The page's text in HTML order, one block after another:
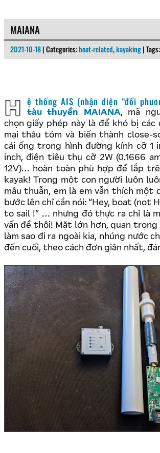
MAIANA
2021-10-18 | Categories:boat-related,kayaking | Tags:
H ệ thống AIS (nhận diện “đối
tàu thuyền MAIANA, mã
chọn giấy phép này là để khó bị
mại thâu tóm và biến thành close-
cái ống trong hình đường kính cỡ 1
inch, điện tiêu thụ cỡ 2W (0.1666
12V)… hoàn toàn phù hợp để lắp
kayak! Trong một con người luôn
mâu thuẫn, em là em vẫn thích một
bước lên chỉ cần nói: “Hey, boat (not
to sail !” … nhưng đó thực ra chỉ là
vấn đề thôi! Mặt lớn hơn, quan trọng
làm sao đi ra ngoài kia, nhúng nước
đến cuối, theo cách đơn giản nhất,